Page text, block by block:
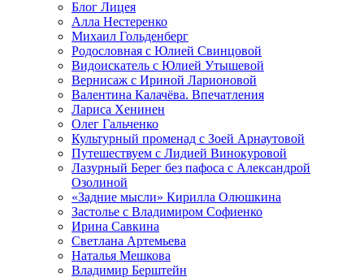
Блог Лицея
Алла Нестеренко
Михаил Гольденберг
Родословная с Юлией Свинцовой
Видоискатель с Юлией Утышевой
Вернисаж с Ириной Ларионовой
Валентина Калачёва. Впечатления
Лариса Хенинен
Олег Гальченко
Культурный променад с Зоей Арнаутовой
Путешествуем с Лидией Винокуровой
Лазурный Берег без пафоса с Александрой
Озолиной
«Задние мысли» Кирилла Олюшкина
Застолье с Владимиром Софиенко
Ирина Савкина
Светлана Артемьева
Наталья Мешкова
Владимир Берштейн